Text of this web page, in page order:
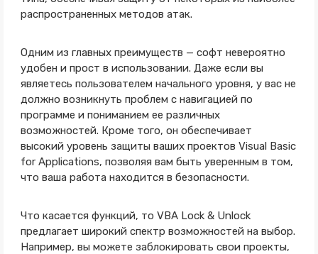
распространенных методов атак.
Одним из главных преимуществ — софт невероятно
удобен и прост в использовании. Даже если вы
являетесь пользователем начального уровня, у вас не
должно возникнуть проблем с навигацией по
программе и пониманием ее различных
возможностей. Кроме того, он обеспечивает
высокий уровень защиты ваших проектов Visual Basic
for Applications, позволяя вам быть уверенным в том,
что ваша работа находится в безопасности.
Что касается функций, то VBA Lock & Unlock
предлагает широкий спектр возможностей на выбор.
Например, вы можете заблокировать свои проекты,